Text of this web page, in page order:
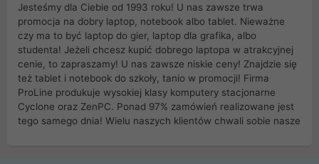
Jesteśmy dla Ciebie od 1993 roku! U nas zawsze trwa
promocja na dobry laptop, notebook albo tablet. Nieważne
czy ma to być laptop do gier, laptop dla grafika, albo
studenta! Jeżeli chcesz kupić dobrego laptopa w atrakcyjnej
cenie, to zapraszamy! U nas zawsze niskie ceny! Znajdzie się
też tablet i notebook do szkoły, tanio w promocji! Firma
ProLine produkuje wysokiej klasy komputery stacjonarne
Cyclone oraz ZenPC. Ponad 97% zamówień realizowane jest
tego samego dnia! Wielu naszych klientów chwali sobie nasze